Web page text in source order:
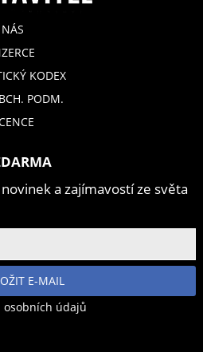
KODEX
PODM.
a zajímavostí ze světa
E-MAIL
osobních údajů